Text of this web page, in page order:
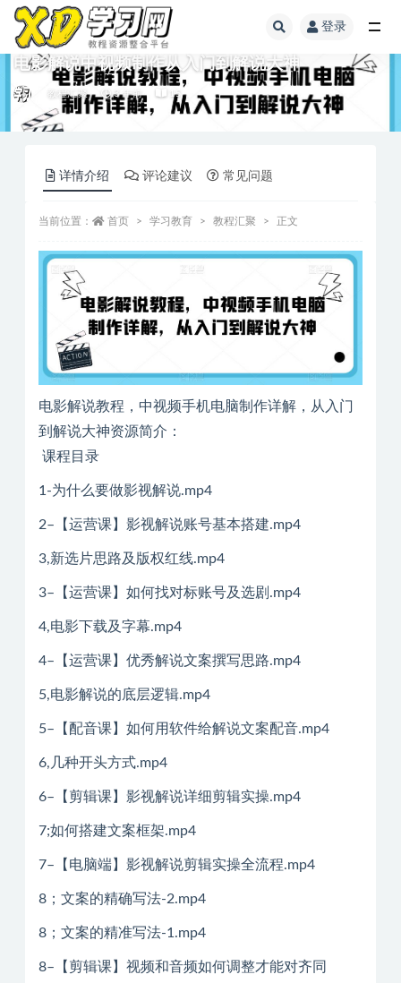
登录
电影解说中视频制作从入门到解说大神
教程汇聚 3 年前 15
详情介绍 评论建议 常见问题
当前位置： 首页 学习教育 教程汇聚 正文
电影解说教程，中视频手机电脑制作详解，从入门
到解说大神资源简介：
课程目录
1-为什么要做影视解说.mp4
2–【运营课】影视解说账号基本搭建.mp4
3,新选片思路及版权红线.mp4
3–【运营课】如何找对标账号及选剧.mp4
4,电影下载及字幕.mp4
4–【运营课】优秀解说文案撰写思路.mp4
5,电影解说的底层逻辑.mp4
5–【配音课】如何用软件给解说文案配音.mp4
6,几种开头方式.mp4
6–【剪辑课】影视解说详细剪辑实操.mp4
7;如何搭建文案框架.mp4
7–【电脑端】影视解说剪辑实操全流程.mp4
8；文案的精确写法-2.mp4
8；文案的精准写法-1.mp4
8–【剪辑课】视频和音频如何调整才能对齐同